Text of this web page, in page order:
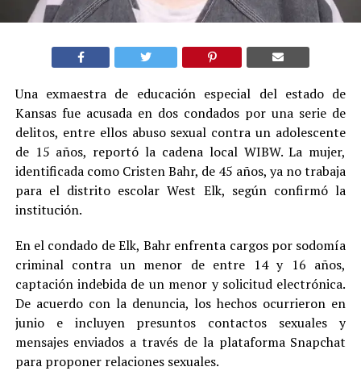
Una exmaestra de educación especial del estado de
Kansas fue acusada en dos condados por una serie de
delitos, entre ellos abuso sexual contra un adolescente
de 15 años, reportó la cadena local WIBW. La mujer,
identificada como Cristen Bahr, de 45 años, ya no trabaja
para el distrito escolar West Elk, según confirmó la
institución.
En el condado de Elk, Bahr enfrenta cargos por sodomía
criminal contra un menor de entre 14 y 16 años,
captación indebida de un menor y solicitud electrónica.
De acuerdo con la denuncia, los hechos ocurrieron en
junio e incluyen presuntos contactos sexuales y
mensajes enviados a través de la plataforma Snapchat
para proponer relaciones sexuales.